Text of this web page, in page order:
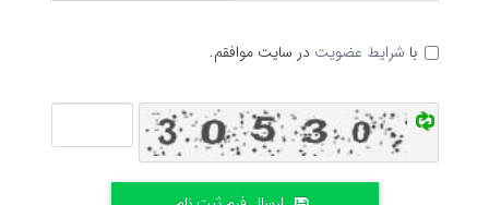
با شرایط عضویت در سایت موافقم.